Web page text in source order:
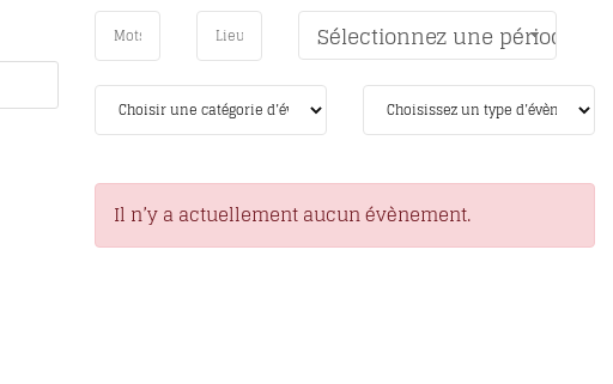
Sélectionnez une période
Il n’y a actuellement aucun évènement.